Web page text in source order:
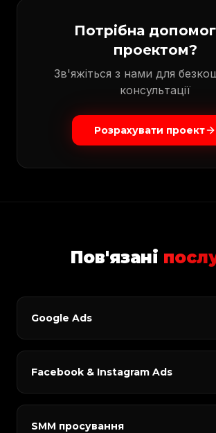
Потрібна
проектом?
Зв'яжіться з нами для
консультації
Розрахувати проект
Пов'язані
Google Ads
Facebook & Instagram Ads
SMM просування